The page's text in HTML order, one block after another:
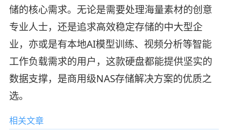
储的核心需求。无论是需要处理海量素材的创意
专业人士，还是追求高效稳定存储的中大型企
业，亦或是有本地AI模型训练、视频分析等智能
工作负载需求的用户，这款硬盘都能提供坚实的
数据支撑，是商用级NAS存储解决方案的优质之
选。
相关文章